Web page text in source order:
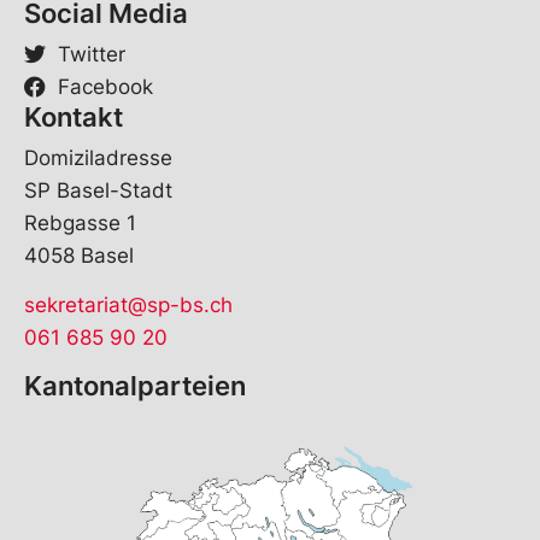
Social Media
Twitter
Facebook
Kontakt
Domiziladresse
SP Basel-Stadt
Rebgasse 1
4058 Basel
sekretariat@sp-bs.ch
061 685 90 20
Kantonalparteien